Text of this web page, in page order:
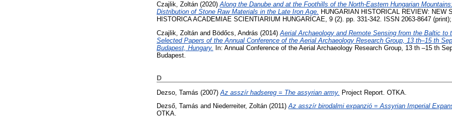
Czajlik, Zoltán (2020)Along the Danube and at the Foothills of the North-Eastern Hungarian
Distribution of Stone Raw Materials in the Late Iron Age. HUNGARIAN HISTORICAL REVIEW: NEW
HISTORICA ACADEMIAE SCIENTIARIUM HUNGARICAE, 9 (2). pp. 331-342. ISSN 2063-8647
Czajlik, Zoltán and Bödőcs, András (2014) Aerial Archaeology and Remote Sensing from the Baltic to
Selected Papers of the Annual Conference of the Aerial Archaeology Research Group, 13 th–15 th
Budapest, Hungary.
In: Annual Conference of the Aerial Archaeology Research Group, 13 th –15 th
Budapest.
D
Dezso, Tamás (2007) Az asszír hadsereg = The assyrian army. Project Report. OTKA.
Dezső, Tamás and Niederreiter, Zoltán (2011)Az asszír birodalmi expanzió = Assyrian Imperial
OTKA.